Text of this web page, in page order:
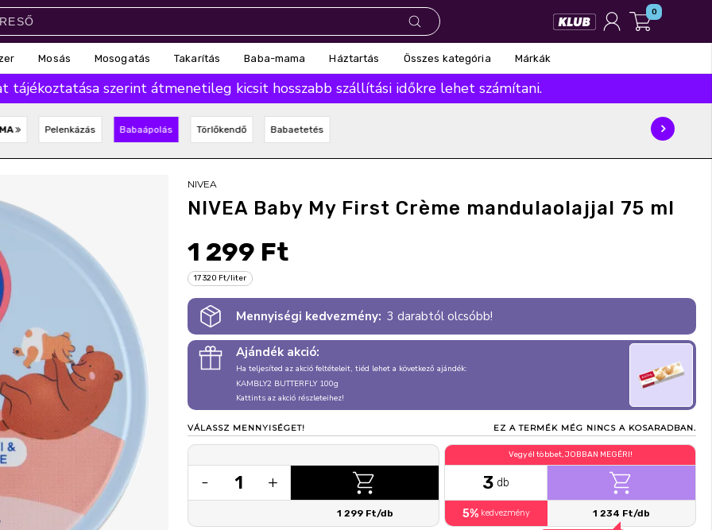
0
Mosás Mosogatás Takarítás Baba-mama Háztartás Összes kategória Márkák
tájékoztatása szerint átmenetileg kicsit hosszabb szállítási időkre lehet számítani.
Pelenkázás Babaápolás Törlőkendő Babaetetés
NIVEA
NIVEA Baby My First Crème mandulaolajjal 75 ml
1 299 Ft
17 320 Ft/liter
Mennyiségi kedvezmény: 3 darabtól olcsóbb!
Ajándék akció:
Ha teljesíted az akció feltételeit, tiéd lehet a következő ajándék:
KAMBLY2 BUTTERFLY 100g
Kattints az akció részleteihez!
VÁLASSZ MENNYISÉGET! EZ A TERMÉK MÉG NINCS A KOSARADBAN.
- 1 +
1 299 Ft/db
Vegyél többet, JOBBAN MEGÉRI!
3 db
5% kedvezmény 1 234 Ft/db